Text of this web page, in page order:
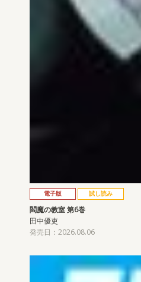
電子版 試し読み
閻魔の教室 第6巻
田中優吏
発売日：2026.08.06